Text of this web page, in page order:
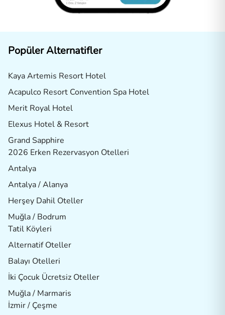
Popüler Alternatifler
Kaya Artemis Resort Hotel
Acapulco Resort Convention Spa Hotel
Merit Royal Hotel
Elexus Hotel & Resort
Grand Sapphire
2026 Erken Rezervasyon Otelleri
Antalya
Antalya / Alanya
Herşey Dahil Oteller
Muğla / Bodrum
Tatil Köyleri
Alternatif Oteller
Balayı Otelleri
İki Çocuk Ücretsiz Oteller
Muğla / Marmaris
İzmir / Çeşme